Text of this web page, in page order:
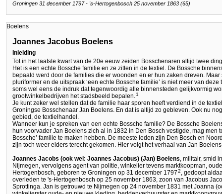
Groningen 31 december 1797 - 's-Hertogenbosch 25 november 1863 (65)
Boelens
Joannes Jacobus Boelens
Inleiding
Tot in het laatste kwart van de 20e eeuw zeiden Bosschenaren altijd twee
Het is een echte Bossche familie en ze zitten in de textiel. De Bossche
bepaald werd door de families die er woonden en er hun zaken dreven.
pluriformer en de uitspraak ‘een echte Bossche familie’ is niet meer van
soms wel eens de indruk dat tegenwoordig alle binnensteden gelijkvormig
grootwinkelbedrijven het stadsbeeld bepalen. 1
Je kunt zeker wel stellen dat de familie haar sporen heeft verdiend in de
Groningse Bosschenaar Jan Boelens. En dat is altijd zo gebleven. Ook nu
gebied, de textielhandel.
Wanneer kun je spreken van een echte Bossche familie? De Bossche
hun voorvader Jan Boelens zich al in 1832 in Den Bosch vestigde, mag men
Bossche’ familie te maken hebben. De meeste leden zijn Den Bosch en
zijn toch weer elders terecht gekomen. Hier volgt het verhaal van Jan
Joannes Jacobs (ook wel: Joannes Jacobus) (Jan) Boelens , militair, smid
Nijmegen, vervolgens agent van politie, winkelier tevens marktkoopman,
Hertogenbosch, geboren te Groningen op 31 december 17972
, gedoopt
overleden te 's-Hertogenbosch op 25 november 1863, zoon van Jacobus
Sprottinga. Jan is getrouwd te Nijmegen op 24 november 1831 met Joanna